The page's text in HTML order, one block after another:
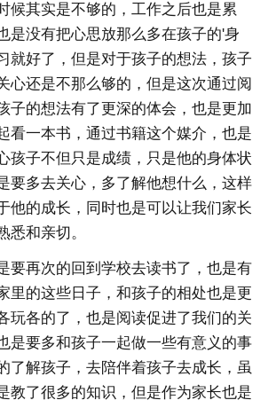
候其实是不够的，工作之后也是累
是没有把心思放那么多在孩子的'身
就好了，但是对于孩子的想法，孩子
心还是不那么够的，但是这次通过阅
子的想法有了更深的体会，也是更加
看一本书，通过书籍这个媒介，也是
孩子不但只是成绩，只是他的身体状
要多去关心，多了解他想什么，这样
他的成长，同时也是可以让我们家长
悉和亲切。
要再次的回到学校去读书了，也是有
里的这些日子，和孩子的相处也是更
玩各的了，也是阅读促进了我们的关
是要多和孩子一起做一些有意义的事
了解孩子，去陪伴着孩子去成长，虽
教了很多的知识，但是作为家长也是